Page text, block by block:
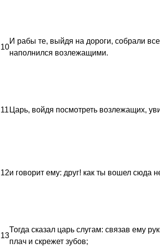
10
И рабы те, выйдя на дороги, собрали
наполнился возлежащими.
11 Царь, войдя посмотреть возлежащих,
12и говорит ему: друг! как ты вошел сюда
13
Тогда сказал царь слугам: связав ему
плач и скрежет зубов;